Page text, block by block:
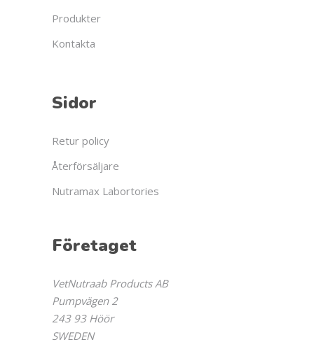
Produkter
Kontakta
Sidor
Retur policy
Återförsäljare
Nutramax Labortories
Företaget
VetNutraab Products AB
Pumpvägen 2
243 93 Höör
SWEDEN